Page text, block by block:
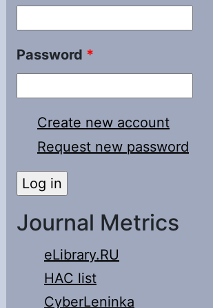
Password *
Create new account
Request new password
Journal Metrics
eLibrary.RU
HAC list
CyberLeninka